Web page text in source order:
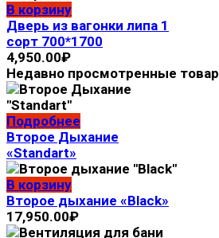
В корзину
Дверь из вагонки липа 1
сорт 700*1700
4,950.00₽
Недавно просмотренные
Подробнее
Второе Дыхание
«Standart»
В корзину
Второе дыхание «Black»
17,950.00₽